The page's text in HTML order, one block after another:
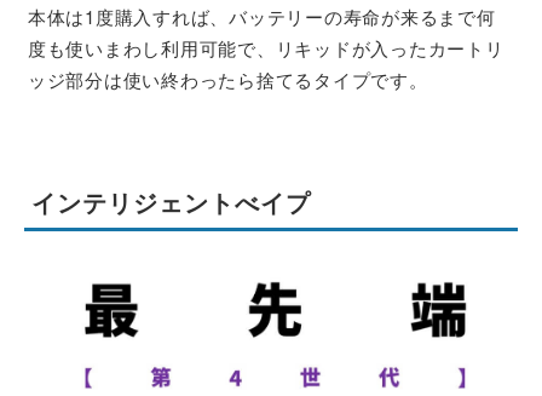
本体は1度購入すれば、バッテリーの寿命が来るまで何
度も使いまわし利用可能で、リキッドが入ったカートリ
ッジ部分は使い終わったら捨てるタイプです。
インテリジェントべイプ